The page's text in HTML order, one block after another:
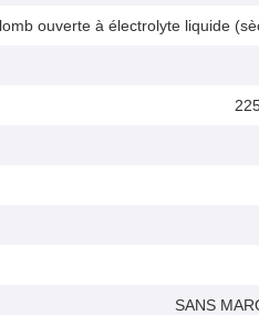
ouverte à électrolyte liquide
SANS